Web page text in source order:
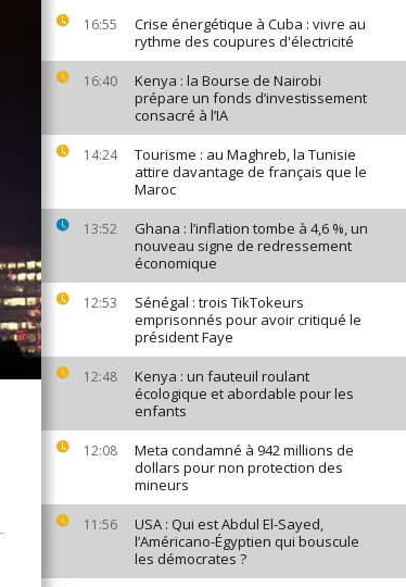
16:55
Crise énergétique à Cuba : vivre au
rythme des coupures d'électricité
16:40
Kenya : la Bourse de Nairobi
prépare un fonds d’investissement
consacré à l’IA
14:24
Tourisme : au Maghreb, la Tunisie
attire davantage de français que le
Maroc
13:52
Ghana : l’inflation tombe à 4,6 %, un
nouveau signe de redressement
économique
12:53
Sénégal : trois TikTokeurs
emprisonnés pour avoir critiqué le
président Faye
12:48
Kenya : un fauteuil roulant
écologique et abordable pour les
enfants
12:08
Meta condamné à 942 millions de
dollars pour non protection des
mineurs
11:56
USA : Qui est Abdul El-Sayed,
l’Américano-Égyptien qui bouscule
les démocrates ?